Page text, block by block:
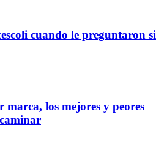
cuando le preguntaron si
los mejores y peores